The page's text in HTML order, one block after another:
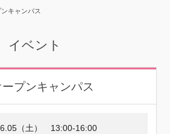
キャンパス
イベント
プンキャンパス
（土） 13:00-16:00